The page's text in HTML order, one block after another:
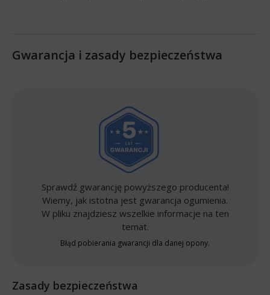
Gwarancja i zasady bezpieczeństwa
Sprawdź gwarancję powyższego producenta!
Wiemy, jak istotna jest gwarancja ogumienia.
W pliku znajdziesz wszelkie informacje na ten
temat.
Błąd pobierania gwarancji dla danej opony.
Zasady bezpieczeństwa